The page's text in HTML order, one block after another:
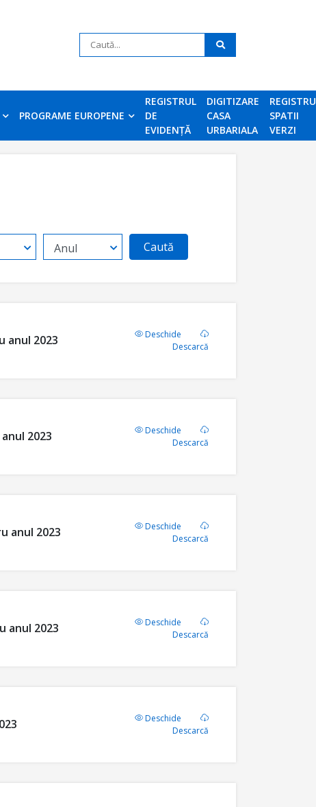
PROGRAME EUROPENE
REGISTRUL
DE
EVIDENȚĂ
DIGITIZARE
CASA
URBARIALA
REGISTRU
SPATII
VERZI
Caută
anul 2023
Deschide
Descarcă
2023
Deschide
Descarcă
anul 2023
Deschide
Descarcă
anul 2023
Deschide
Descarcă
Deschide
Descarcă